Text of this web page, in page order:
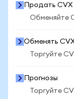
Продать CVX
Обменяйте
Обменять
Торгуйте
Прогнозы
Торгуйте